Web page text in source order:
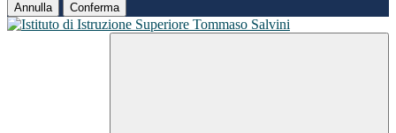
Annulla Conferma